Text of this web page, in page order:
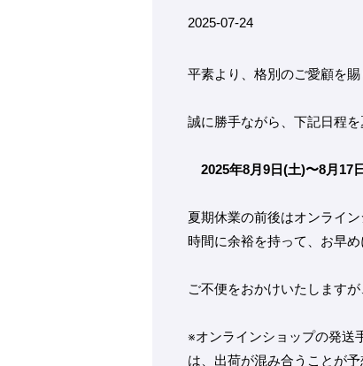
2025-07-24
平素より、格別のご愛顧を賜
誠に勝手ながら、下記日程
2025年8月9日(土)〜8月17
夏期休業の前後はオンライ
時間に余裕を持って、お早
ご不便をおかけいたします
※オンラインショップの発送
は、出荷が混み合うことが